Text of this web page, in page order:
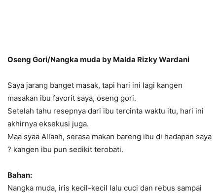
Oseng Gori/Nangka muda by Malda Rizky Wardani
Saya jarang banget masak, tapi hari ini lagi kangen
masakan ibu favorit saya, oseng gori.
Setelah tahu resepnya dari ibu tercinta waktu itu, hari ini
akhirnya eksekusi juga.
Maa syaa Allaah, serasa makan bareng ibu di hadapan saya
? kangen ibu pun sedikit terobati.
Bahan:
Nangka muda, iris kecil-kecil lalu cuci dan rebus sampai